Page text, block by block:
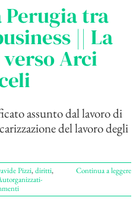
Perugia tra
|| La
Arci
assunto dal lavoro di
del lavoro degli
Pizzi,diritti,
Continua a leggere